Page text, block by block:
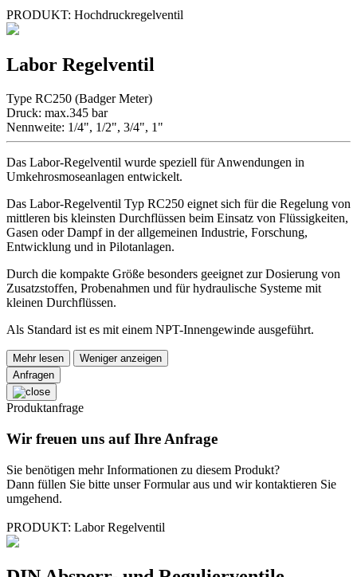
PRODUKT: Hochdruckregelventil
Labor Regelventil
Type RC250 (Badger Meter)
Druck: max.345 bar
Nennweite: 1/4", 1/2", 3/4", 1"
Das Labor-Regelventil wurde speziell für Anwendungen in
Umkehrosmoseanlagen entwickelt.
Das Labor-Regelventil Typ RC250 eignet sich für die Regelung von
mittleren bis kleinsten Durchflüssen beim Einsatz von Flüssigkeiten,
Gasen oder Dampf in der allgemeinen Industrie, Forschung,
Entwicklung und in Pilotanlagen.
Durch die kompakte Größe besonders geeignet zur Dosierung von
Zusatzstoffen, Probenahmen und für hydraulische Systeme mit
kleinen Durchflüssen.
Als Standard ist es mit einem NPT-Innengewinde ausgeführt.
Mehr lesen
Weniger anzeigen
Anfragen
Produktanfrage
Wir freuen uns auf Ihre Anfrage
Sie benötigen mehr Informationen zu diesem Produkt?
Dann füllen Sie bitte unser Formular aus und wir kontaktieren Sie
umgehend.
PRODUKT: Labor Regelventil